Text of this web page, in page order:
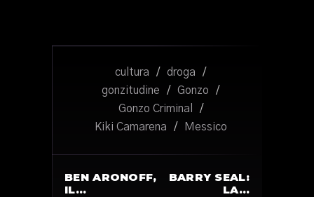
cultura / droga
/
gonzitudine
/ Gonzo
/
Gonzo Criminal
/
Kiki Camarena
/ Messico
BEN ARONOFF,
IL…
BARRY SEAL:
LA…